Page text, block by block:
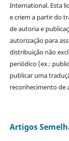
International. Esta
e criem a partir do
de autoria e
autorização para
distribuição não
periódico (ex.:
publicar uma
reconhecimento de
Artigos